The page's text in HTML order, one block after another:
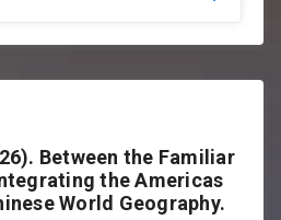
Between the Familiar
the Americas
World Geography.